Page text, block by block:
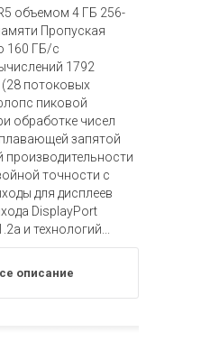
объемом 4 ГБ 256-
Пропуская
160 ГБ/с
1792
потоковых
пиковой
обработке чисел
запятой
производительности
точности с
для дисплеев
DisplayPort
и технологий...
описание